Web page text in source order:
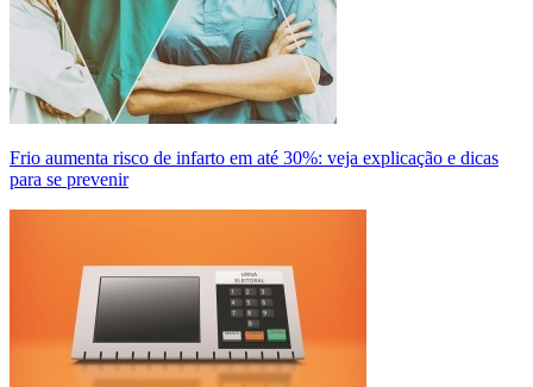
Frio aumenta risco de infarto em até 30%: veja explicação e dicas
para se prevenir